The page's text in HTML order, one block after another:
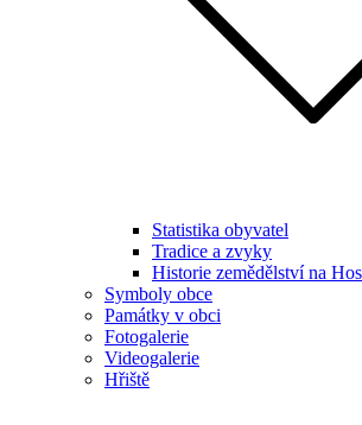
Statistika obyvatel
Tradice a zvyky
Historie zemědělství na
Symboly obce
Památky v obci
Fotogalerie
Videogalerie
Hřiště